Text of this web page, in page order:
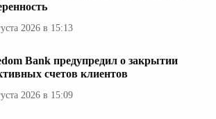
2026 в 15:13
Bank предупредил о закрытии
счетов клиентов
2026 в 15:09